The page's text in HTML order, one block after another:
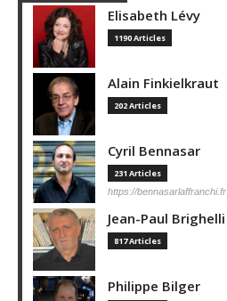
Elisabeth Lévy
1190 Articles
Alain Finkielkraut
202 Articles
Cyril Bennasar
231 Articles
https://bennasarlaffranchi.fr
Jean-Paul Brighelli
817 Articles
Philippe Bilger